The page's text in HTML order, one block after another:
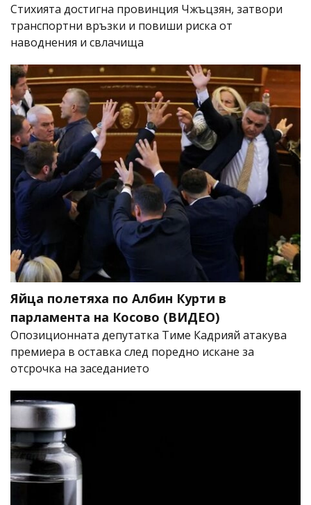
Стихията достигна провинция Чжъцзян, затвори
транспортни връзки и повиши риска от
наводнения и свлачища
Яйца полетяха по Албин Курти в
парламента на Косово (ВИДЕО)
Опозиционната депутатка Тиме Кадрияй атакува
премиера в оставка след поредно искане за
отсрочка на заседанието